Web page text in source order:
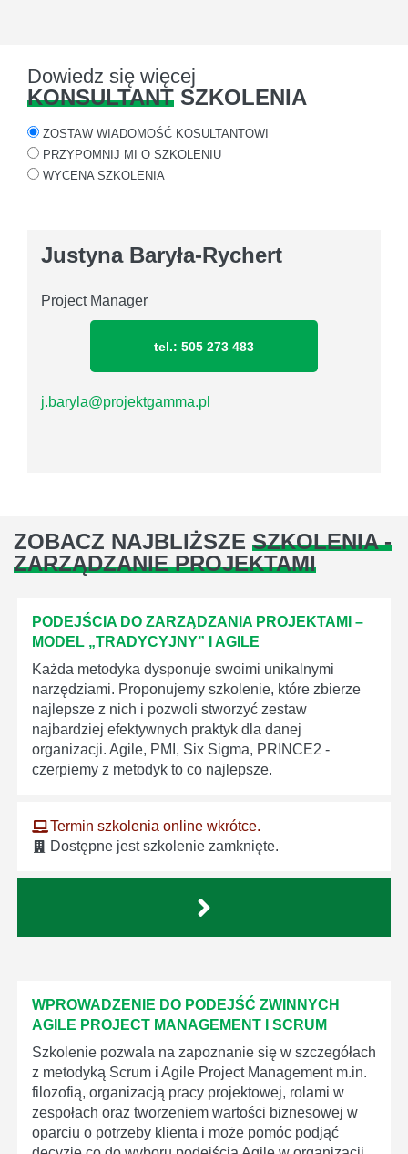
Dowiedz się więcej
KONSULTANT SZKOLENIA
ZOSTAW WIADOMOŚĆ KOSULTANTOWI
PRZYPOMNIJ MI O SZKOLENIU
WYCENA SZKOLENIA
Justyna Baryła-Rychert
Project Manager
tel.: 505 273 483
j.baryla@projektgamma.pl
ZOBACZ NAJBLIŻSZE SZKOLENIA -
ZARZĄDZANIE PROJEKTAMI
PODEJŚCIA DO ZARZĄDZANIA PROJEKTAMI –
MODEL „TRADYCYJNY” I AGILE
Każda metodyka dysponuje swoimi unikalnymi
narzędziami. Proponujemy szkolenie, które zbierze
najlepsze z nich i pozwoli stworzyć zestaw
najbardziej efektywnych praktyk dla danej
organizacji. Agile, PMI, Six Sigma, PRINCE2 -
czerpiemy z metodyk to co najlepsze.
Termin szkolenia online wkrótce.
Dostępne jest szkolenie zamknięte.
WPROWADZENIE DO PODEJŚĆ ZWINNYCH
AGILE PROJECT MANAGEMENT I SCRUM
Szkolenie pozwala na zapoznanie się w szczegółach
z metodyką Scrum i Agile Project Management m.in.
filozofią, organizacją pracy projektowej, rolami w
zespołach oraz tworzeniem wartości biznesowej w
oparciu o potrzeby klienta i może pomóc podjąć